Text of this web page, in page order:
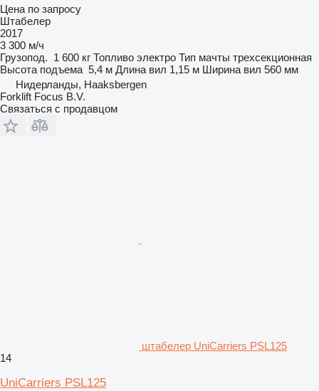
Цена по запросу
Штабелер
2017
3 300 м/ч
Грузопод. 1 600 кг Топливо электро Тип мачты трехсекционная
Высота подъема 5,4 м Длина вил 1,15 м Ширина вил 560 мм
Нидерланды, Haaksbergen
Forklift Focus B.V.
Связаться с продавцом
штабелер UniCarriers PSL125
14
UniCarriers PSL125